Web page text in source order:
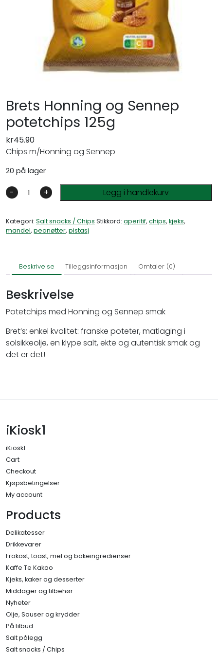
Brets Honning og Sennep
potetchips 125g
kr45.90
Chips m/Honning og Sennep
20 på lager
- + Legg i handlekurv
Kategori: Salt snacks / Chips Stikkord: aperitif, chips, kjeks,
mandel, peanøtter, pistasj
Beskrivelse Tilleggsinformasjon Omtaler (0)
Beskrivelse
Potetchips med Honning og Sennep smak
Bret’s: enkel kvalitet: franske poteter, matlaging i
solsikkeolje, en klype salt, ekte og autentisk smak og
det er det!
iKiosk1
iKiosk1
Cart
Checkout
Kjøpsbetingelser
My account
Products
Delikatesser
Drikkevarer
Frokost, toast, mel og bakeingredienser
Kaffe Te Kakao
Kjeks, kaker og desserter
Middager og tilbehør
Nyheter
Olje, Sauser og krydder
På tilbud
Salt pålegg
Salt snacks / Chips